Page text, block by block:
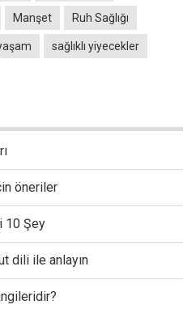
Manşet Ruh Sağlığı
sağlıklı yiyecekler
öneriler
10 Şey
dili ile anlayın